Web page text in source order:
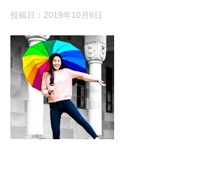
投稿日： 2019年10月6日